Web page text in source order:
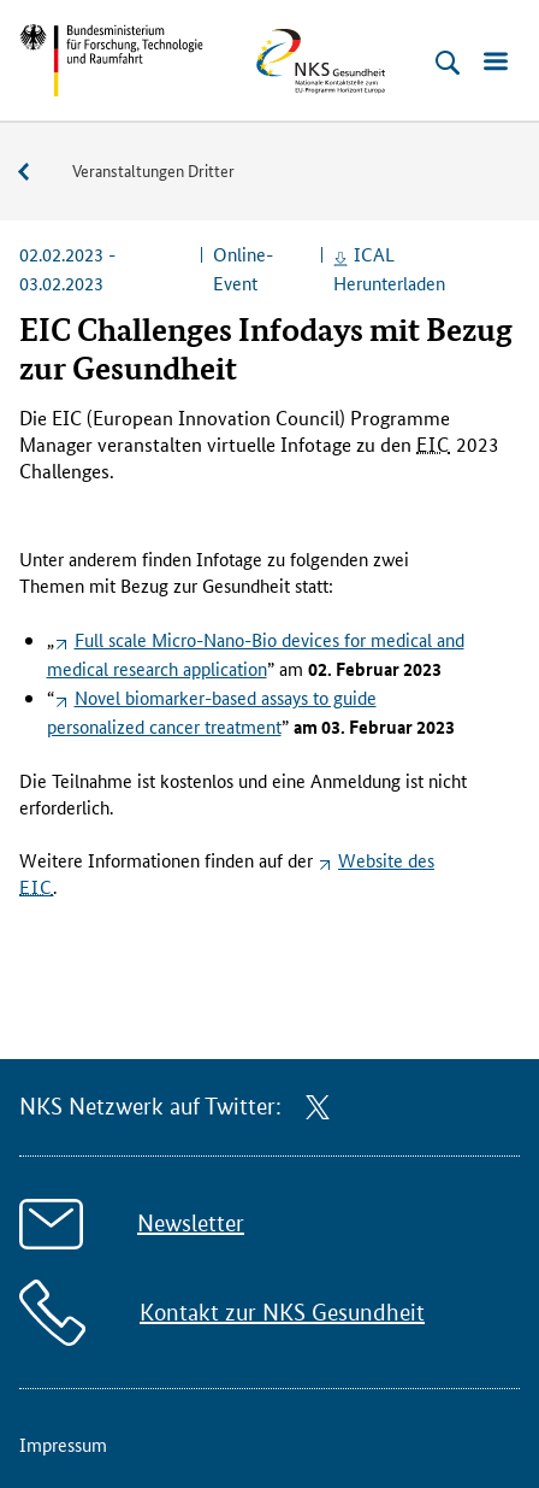
Direkt
zum
Inhalt
(Eingabetaste)
Direkt
zum
Hauptmenu
(Eingabetaste)
Direkt
zur
Suche
(Eingabetaste)
Direkt
zur
Fußleiste
(Enter)
Bundesministerium
und
NKS
Gesundheit
Veranstaltungen
Veranstaltungen Dritter
02.02.2023 -
03.02.2023
Online-
Event
ICAL
Herunterladen
EIC Challenges Infodays mit Bezug
zur Gesundheit
Die EIC (European Innovation Council) Programme
Managerveranstalten virtuelle Infotage zu den EIC 2023
Challenges.
Unter anderem finden Infotage zu folgenden zwei
Themen mit Bezug zur Gesundheit statt:
„
Full scale Micro-Nano-Bio devices for medical and
medical research application” am 02. Februar 2023
“
Novel biomarker-based assays to guide
personalized cancer treatment”am 03. Februar 2023
Die Teilnahme ist kostenlos und eine Anmeldung ist nicht
erforderlich.
Weitere Informationen finden auf der Website des
EIC.
NKS Netzwerk auf Twitter:
Newsletter
Kontakt zur NKS Gesundheit
Impressum